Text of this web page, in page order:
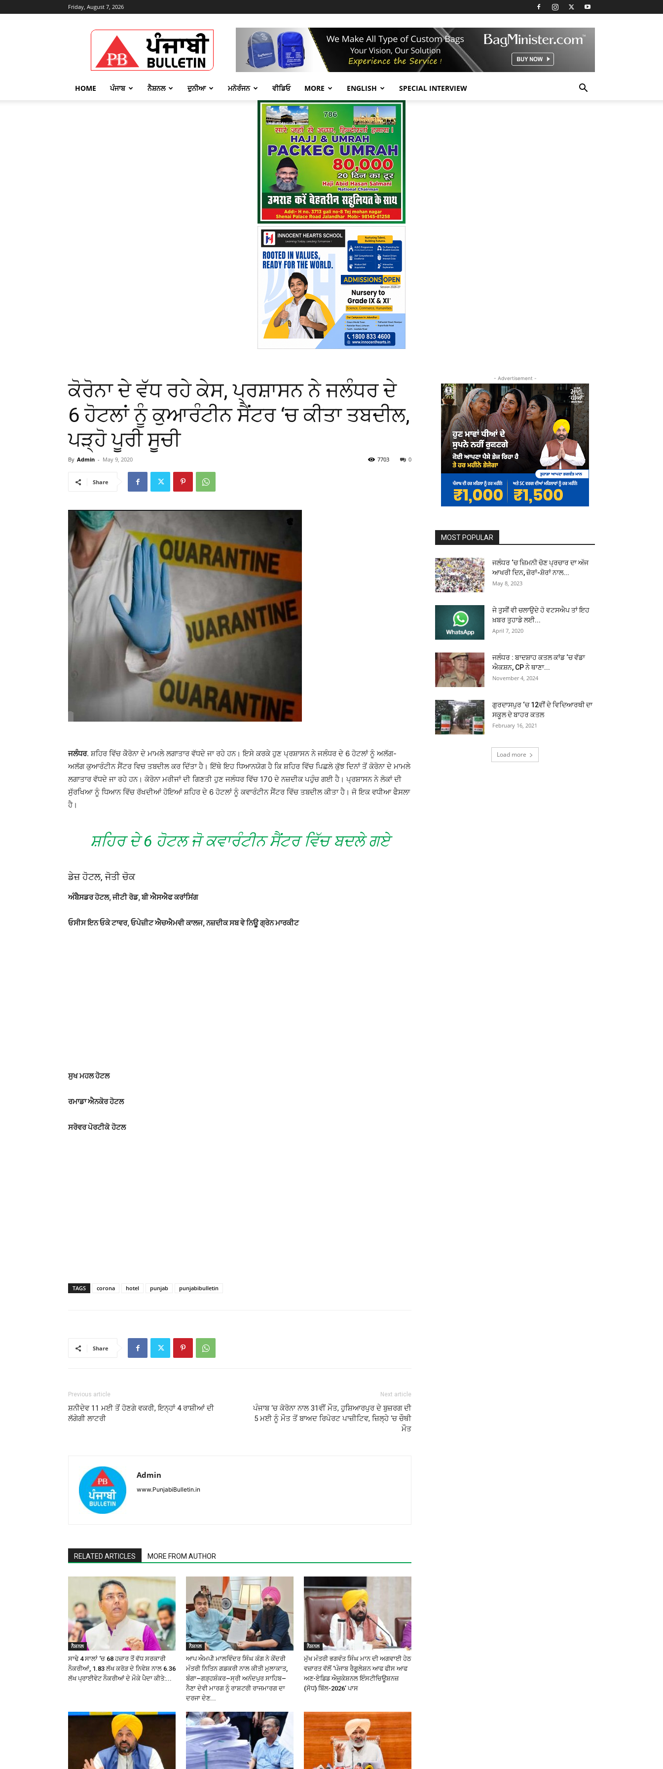
Friday, August 7, 2026
Punjabi
Bulletin
HOME ਪੰਜਾਬ ਨੈਸ਼ਨਲ ਦੁਨੀਆ ਮਨੋਰੰਜਨ ਵੀਡਿਓ MORE ENGLISH SPECIAL INTERVIEW
ਕੋਰੋਨਾ ਦੇ ਵੱਧ ਰਹੇ ਕੇਸ, ਪ੍ਰਸ਼ਾਸਨ ਨੇ ਜਲੰਧਰ ਦੇ
6 ਹੋਟਲਾਂ ਨੂੰ ਕੁਆਰੰਟੀਨ ਸੈਂਟਰ ‘ਚ ਕੀਤਾ ਤਬਦੀਲ,
ਪੜ੍ਹੋ ਪੂਰੀ ਸੂਚੀ
By Admin - May 9, 2020 0
7703
Share
ਜਲੰਧਰ. ਸ਼ਹਿਰ ਵਿੱਚ ਕੋੋਰੋਨਾ ਦੇ ਮਾਮਲੇ ਲਗਾਤਾਰ ਵੱਧਦੇ ਜਾ ਰਹੇ ਹਨ। ਇਸੇ ਕਰਕੇ ਹੁਣ ਪ੍ਰਸ਼ਾਸਨ ਨੇ ਜਲੰਧਰ ਦੇ 6 ਹੋਟਲਾਂ ਨੂੰ ਅਲੱਗ-
ਅਲੱਗ ਕੁਆਰੰਟੀਨ ਸੈਂਟਰ ਵਿਚ ਤਬਦੀਲ ਕਰ ਦਿੱਤਾ ਹੈ। ਇੱਥੇ ਇਹ ਧਿਆਨਯੋਗ ਹੈ ਕਿ ਸ਼ਹਿਰ ਵਿੱਚ ਪਿਛਲੇ ਕੁੱਝ ਦਿਨਾਂ ਤੋਂ ਕੋਰੋਨਾ ਦੇ ਮਾਮਲੇ
ਲਗਾਤਾਰ ਵੱਧਦੇ ਜਾ ਰਹੇ ਹਨ। ਕੋਰੋਨਾ ਮਰੀਜਾਂ ਦੀ ਗਿਣਤੀ ਹੁਣ ਜਲੰਧਰ ਵਿੱਚ 170 ਦੇ ਨਜ਼ਦੀਕ ਪਹੁੰਚ ਗਈ ਹੈ। ਪ੍ਰਸ਼ਾਸਨ ਨੇ ਲੋਕਾਂ ਦੀ
ਸੁੱਰਖਿਆ ਨੂੰ ਧਿਆਨ ਵਿੱਚ ਰੱਖਦੀਆਂ ਹੋਇਆਂ ਸ਼ਹਿਰ ਦੇ 6 ਹੋਟਲਾਂ ਨੂੰ ਕਵਾਰੰਟੀਨ ਸੈਂਟਰ ਵਿੱਚ ਤਬਦੀਲ ਕੀਤਾ ਹੈ। ਜੋ ਇਕ ਵਧੀਆ ਫੈਸਲਾ
ਹੈ।
ਸ਼ਹਿਰ ਦੇ 6 ਹੋਟਲ ਜੋ ਕਵਾਰੰਟੀਨ ਸੈਂਟਰ ਵਿੱਚ ਬਦਲੇ ਗਏ
ਡੇਜ਼ ਹੋਟਲ, ਜੋਤੀ ਚੋਕ
ਅੰਬੈਸਡਰ ਹੋਟਲ, ਜੀਟੀ ਰੋਡ, ਬੀ ਐਸਐਫ ਕਰਾਂਸਿਂਗ
ਓਸੀਸ ਇਨ ਓਕੇ ਟਾਵਰ, ਓਪੇਜ਼ੀਟ ਐਚਐਮਵੀ ਕਾਲਜ, ਨਜ਼ਦੀਕ ਸਬ ਵੇ ਨਿਊ ਗ੍ਰੇਨ ਮਾਰਕੀਟ
ਸੁਖ ਮਹਲ ਹੋਟਲ
ਰਮਾਡਾ ਐਨਕੋਰ ਹੋਟਲ
ਸਰੋਵਰ ਪੋਰਟੀਕੋ ਹੋਟਲ
TAGS corona hotel punjab punjabibulletin
Share
Previous article
ਸ਼ਨੀਦੇਵ 11 ਮਈ ਤੋਂ ਹੋਣਗੇ ਵਕਰੀ, ਇਨ੍ਹਾਂ 4 ਰਾਸ਼ੀਆਂ ਦੀ
ਲੱਗੇਗੀ ਲਾਟਰੀ
Next article
ਪੰਜਾਬ ‘ਚ ਕੋਰੋਨਾ ਨਾਲ 31ਵੀਂ ਮੌਤ, ਹੁਸ਼ਿਆਰਪੁਰ ਦੇ ਬੁਜ਼ਰਗ ਦੀ
5 ਮਈ ਨੂੰ ਮੌਤ ਤੋਂ ਬਾਅਦ ਰਿਪੋਰਟ ਪਾਜ਼ੀਟਿਵ, ਜ਼ਿਲ੍ਹੇ ‘ਚ ਚੌਥੀ
ਮੌਤ
Admin
www.PunjabiBulletin.in
RELATED ARTICLES MORE FROM AUTHOR
ਨੈਸ਼ਨਲ
ਸਾਢੇ 4 ਸਾਲਾਂ ‘ਚ 68 ਹਜ਼ਾਰ ਤੋਂ ਵੱਧ ਸਰਕਾਰੀ
ਨੌਕਰੀਆਂ, 1.83 ਲੱਖ ਕਰੋੜ ਦੇ ਨਿਵੇਸ਼ ਨਾਲ 6.36
ਲੱਖ ਪ੍ਰਾਈਵੇਟ ਨੌਕਰੀਆਂ ਦੇ ਮੌਕੇ ਪੈਦਾ ਕੀਤੇ:...
ਨੈਸ਼ਨਲ
ਆਪ ਐਮਪੀ ਮਾਲਵਿੰਦਰ ਸਿੰਘ ਕੰਗ ਨੇ ਕੇਂਦਰੀ
ਮੰਤਰੀ ਨਿਤਿਨ ਗਡਕਰੀ ਨਾਲ ਕੀਤੀ ਮੁਲਾਕਾਤ,
ਬੰਗਾ–ਗੜ੍ਹਸ਼ੰਕਰ–ਸ੍ਰੀ ਅਨੰਦਪੁਰ ਸਾਹਿਬ–
ਨੈਣਾ ਦੇਵੀ ਮਾਰਗ ਨੂੰ ਰਾਸ਼ਟਰੀ ਰਾਜਮਾਰਗ ਦਾ
ਦਰਜਾ ਦੇਣ...
ਨੈਸ਼ਨਲ
ਮੁੱਖ ਮੰਤਰੀ ਭਗਵੰਤ ਸਿੰਘ ਮਾਨ ਦੀ ਅਗਵਾਈ ਹੇਠ
ਵਜ਼ਾਰਤ ਵੱਲੋਂ ‘ਪੰਜਾਬ ਰੈਗੂਲੇਸ਼ਨ ਆਫ ਫੀਸ ਆਫ
ਅਣ-ਏਡਿਡ ਐਜੂਕੇਸ਼ਨਲ ਇੰਸਟੀਚਿਊਸ਼ਨਜ਼
(ਸੋਧ) ਬਿੱਲ-2026’ ਪਾਸ
- Advertisement -
MOST POPULAR
ਜਲੰਧਰ ‘ਚ ਜ਼ਿਮਨੀ ਚੋਣ ਪ੍ਰਚਾਰ ਦਾ ਅੱਜ
ਆਖਰੀ ਦਿਨ, ਜ਼ੋਰਾਂ-ਸ਼ੋਰਾਂ ਨਾਲ...
May 8, 2023
ਜੇ ਤੁਸੀਂ ਵੀ ਚਲਾਉਦੇ ਹੋ ਵਟਸਐਪ ਤਾਂ ਇਹ
ਖ਼ਬਰ ਤੁਹਾਡੇ ਲਈ...
April 7, 2020
ਜਲੰਧਰ : ਬਾਦਸ਼ਾਹ ਕਤਲ ਕਾਂਡ ‘ਚ ਵੱਡਾ
ਐਕਸ਼ਨ, CP ਨੇ ਥਾਣਾ...
November 4, 2024
ਗੁਰਦਾਸਪੁਰ ‘ਚ 12ਵੀਂ ਦੇ ਵਿਦਿਆਰਥੀ ਦਾ
ਸਕੂਲ ਦੇ ਬਾਹਰ ਕਤਲ
February 16, 2021
Load more